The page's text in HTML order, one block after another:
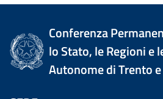
Conferenza
lo Stato, le Regioni e
Autonome di Trento